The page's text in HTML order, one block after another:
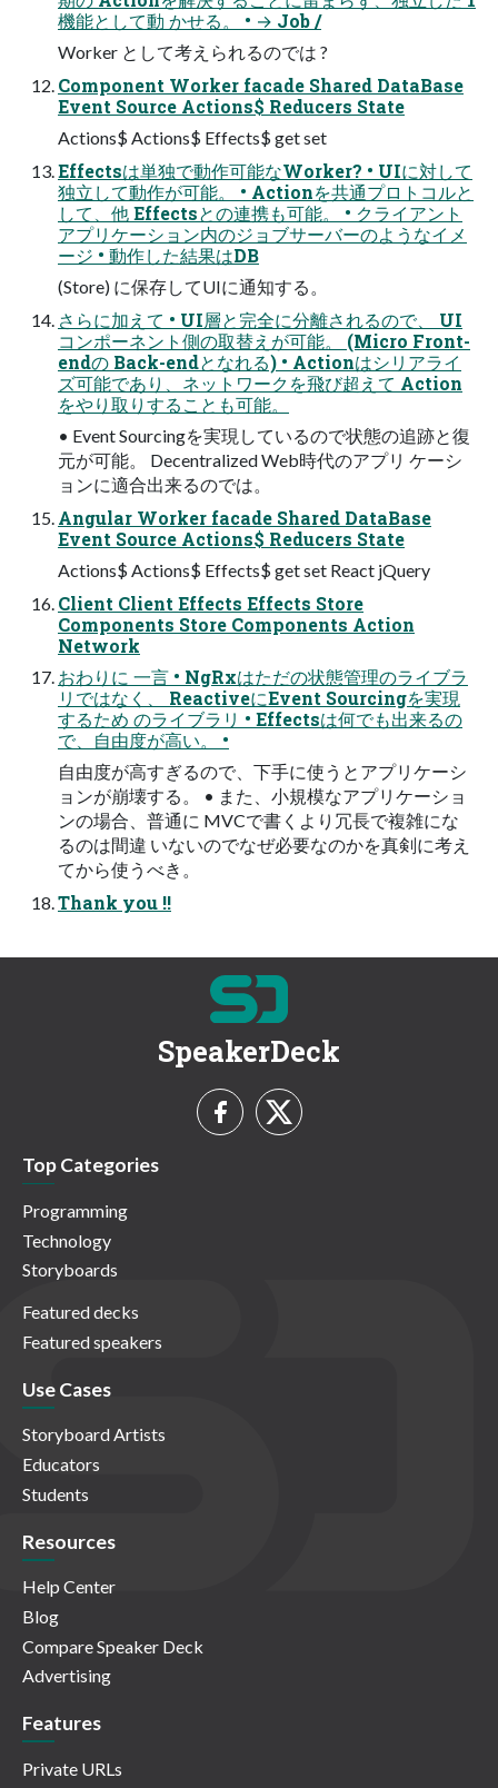
機能として動 かせる。 • → Job /
Worker として考えられるのでは ?
Component Worker facade Shared DataBase
Event Source Actions$ Reducers State
Actions$ Actions$ Effects$ get set
Effectsは単独で動作可能なWorker? • UIに対して
独立して動作が可能。 • Actionを共通プロトコルと
して、他 Effectsとの連携も可能。 • クライアント
アプリケーション内のジョブサーバーのようなイメ
ージ • 動作した結果はDB
(Store) に保存してUIに通知する。
さらに加えて • UI層と完全に分離されるので、 UI
コンポーネント側の取替えが可能。 (Micro Front-
endの Back-endとなれる) • Actionはシリアライ
ズ可能であり、ネットワークを飛び超えて Action
をやり取りすることも可能。
• Event Sourcingを実現しているので状態の追跡と復
元が可能。 Decentralized Web時代のアプリ ケーシ
ョンに適合出来るのでは。
Angular Worker facade Shared DataBase
Event Source Actions$ Reducers State
Actions$ Actions$ Effects$ get set React jQuery
Client Client Effects Effects Store
Components Store Components Action
Network
おわりに 一言 • NgRxはただの状態管理のライブラ
リではなく、 ReactiveにEvent Sourcingを実現
するため のライブラリ • Effectsは何でも出来るの
で、自由度が高い。 •
自由度が高すぎるので、下手に使うとアプリケーシ
ョンが崩壊する。 • また、小規模なアプリケーショ
ンの場合、普通に MVCで書くより冗長で複雑にな
るのは間違 いないのでなぜ必要なのかを真剣に考え
てから使うべき。
Thank you !!
SpeakerDeck
Top Categories
Programming
Technology
Storyboards
Featured decks
Featured speakers
Use Cases
Storyboard Artists
Educators
Students
Resources
Help Center
Blog
Compare Speaker Deck
Advertising
Features
Private URLs